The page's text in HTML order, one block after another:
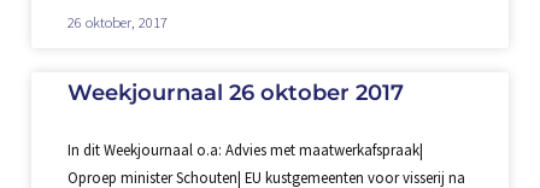
26 oktober, 2017
Weekjournaal 26 oktober 2017
In dit Weekjournaal o.a: Advies met maatwerkafspraak|
Oproep minister Schouten| EU kustgemeenten voor visserij na